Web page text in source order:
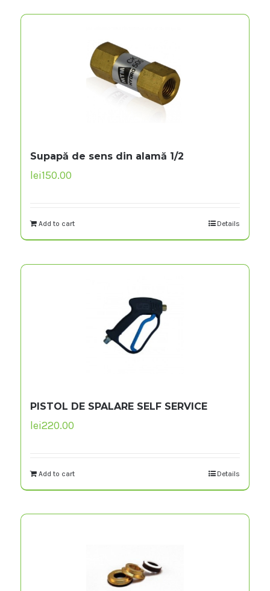
Supapă de sens din alamă 1/2
lei150.00
Add to cart Details
PISTOL DE SPALARE SELF SERVICE
lei220.00
Add to cart Details